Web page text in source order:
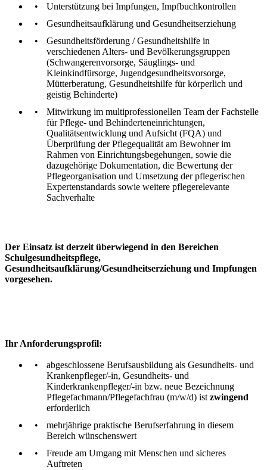
Unterstützung bei Impfungen, Impfbuchkontrollen
Gesundheitsaufklärung und Gesundheitserziehung
Gesundheitsförderung / Gesundheitshilfe in
verschiedenen Alters- und Bevölkerungsgruppen
(Schwangerenvorsorge, Säuglings- und
Kleinkindfürsorge, Jugendgesundheitsvorsorge,
Mütterberatung, Gesundheitshilfe für körperlich und
geistig Behinderte)
Mitwirkung im multiprofessionellen Team der Fachstelle
für Pflege- und Behinderteneinrichtungen,
Qualitätsentwicklung und Aufsicht (FQA) und
Überprüfung der Pflegequalität am Bewohner im
Rahmen von Einrichtungsbegehungen, sowie die
dazugehörige Dokumentation, die Bewertung der
Pflegeorganisation und Umsetzung der pflegerischen
Expertenstandards sowie weitere pflegerelevante
Sachverhalte
Der Einsatz ist derzeit überwiegend in den Bereichen
Schulgesundheitspflege,
Gesundheitsaufklärung/Gesundheitserziehung und Impfungen
vorgesehen.
Ihr Anforderungsprofil:
abgeschlossene Berufsausbildung als Gesundheits- und
Krankenpfleger/-in, Gesundheits- und
Kinderkrankenpfleger/-in bzw. neue Bezeichnung
Pflegefachmann/Pflegefachfrau (m/w/d) ist zwingend
erforderlich
mehrjährige praktische Berufserfahrung in diesem
Bereich wünschenswert
Freude am Umgang mit Menschen und sicheres
Auftreten